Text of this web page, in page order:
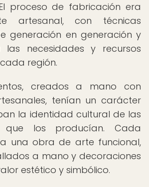
proceso de fabricación era
artesanal, con técnicas
generación en generación y
necesidades y recursos
región.
creados a mano con
tenían un carácter
la identidad cultural de las
que los producían. Cada
una obra de arte funcional,
a mano y decoraciones
estético y simbólico.